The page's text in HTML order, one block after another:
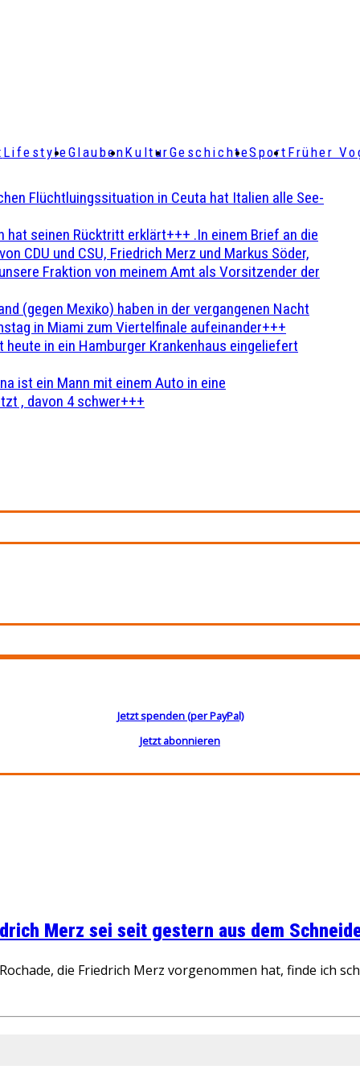
LifestyleGlaubenKulturGeschichteSport Früher
Flüchtluingssituation in Ceuta hat Italien alle See-
hat seinen Rücktritt erklärt+++ .In einem Brief an die
CDU und CSU, Friedrich Merz und Markus Söder,
Fraktion von meinem Amt als Vorsitzender der
(gegen Mexiko) haben in der vergangenen Nacht
in Miami zum Viertelfinale aufeinander+++
in ein Hamburger Krankenhaus eingeliefert
ist ein Mann mit einem Auto in eine
, davon 4 schwer+++
Jetzt spenden (per PayPal)
Jetzt abonnieren
Merz sei seit gestern aus dem
die Friedrich Merz vorgenommen hat, finde ich